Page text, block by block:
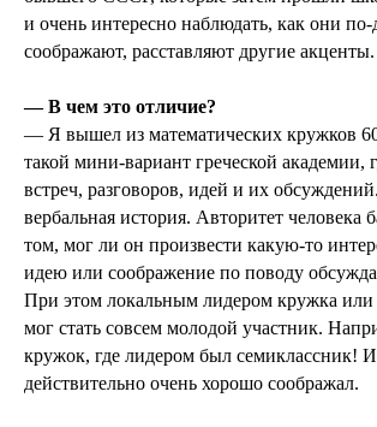
и очень интересно наблюдать, как они
соображают, расставляют другие акценты.
— В чем это отличие?
— Я вышел из математических кружков
такой мини-вариант греческой академии,
встреч, разговоров, идей и их
вербальная история. Авторитет человека
том, мог ли он произвести какую-то
идею или соображение по поводу
При этом локальным лидером кружка
мог стать совсем молодой участник.
кружок, где лидером был семиклассник!
действительно очень хорошо соображал.